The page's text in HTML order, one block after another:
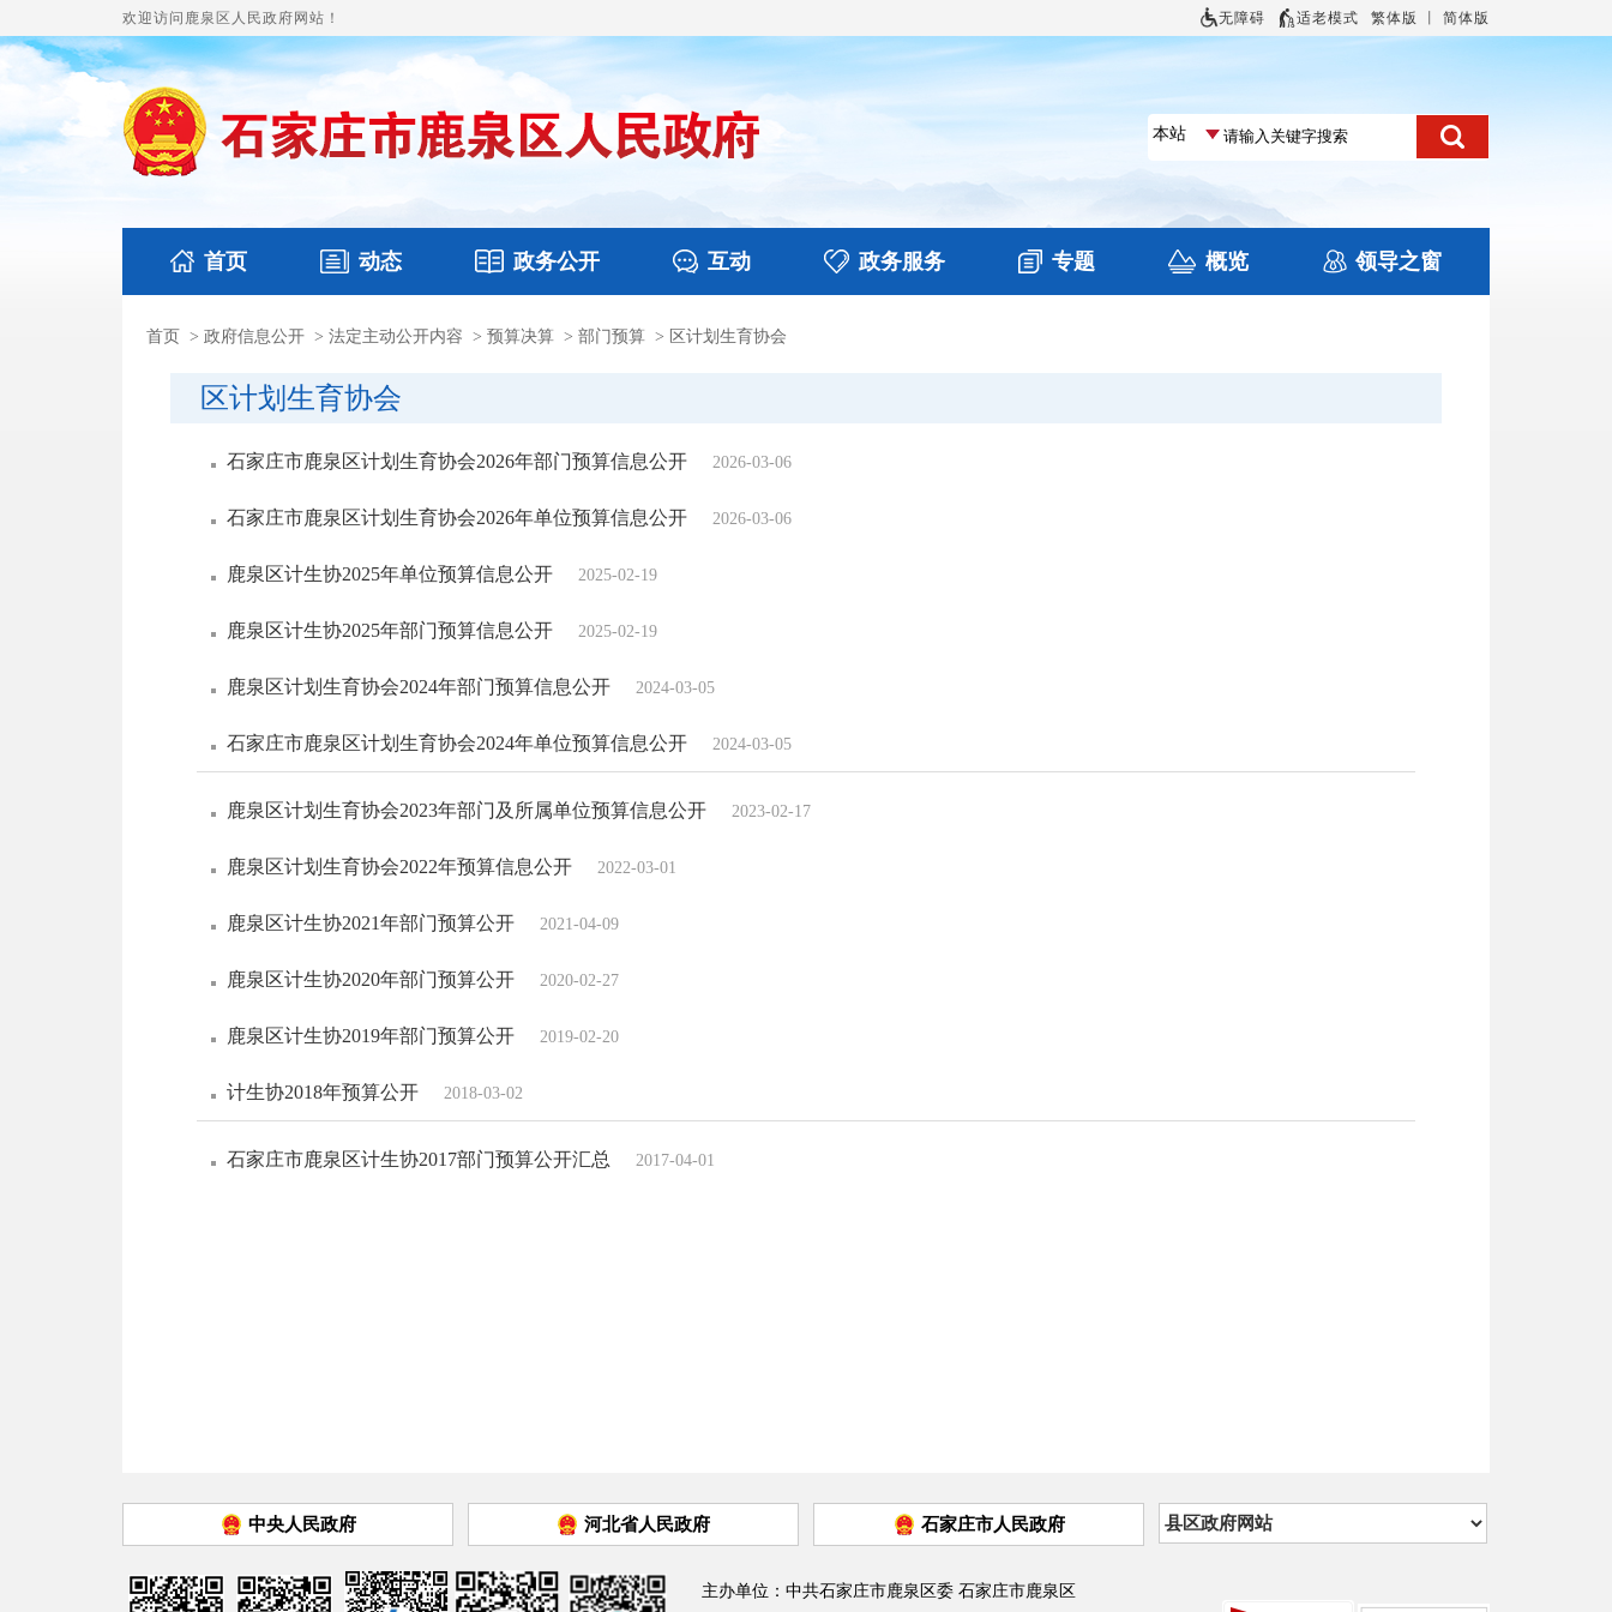
欢迎访问鹿泉区人民政府网站！ 无障碍 适老模式 繁体版 简体版
首页 动态
国务要闻 鹿泉要闻 图片新闻 视频播报
政务公开
本区文件 财政预决算
互动
政务咨询
政务服务 专题
涉企收费目录清单
概览 领导之窗
首页 > 政府信息公开 > 法定主动公开内容 > 预算决算 > 部门预算 > 区计划生育协会
区计划生育协会
石家庄市鹿泉区计划生育协会2026年部门预算信息公开 2026-03-06
石家庄市鹿泉区计划生育协会2026年单位预算信息公开 2026-03-06
鹿泉区计生协2025年单位预算信息公开 2025-02-19
鹿泉区计生协2025年部门预算信息公开 2025-02-19
鹿泉区计划生育协会2024年部门预算信息公开 2024-03-05
石家庄市鹿泉区计划生育协会2024年单位预算信息公开 2024-03-05
鹿泉区计划生育协会2023年部门及所属单位预算信息公开 2023-02-17
鹿泉区计划生育协会2022年预算信息公开 2022-03-01
鹿泉区计生协2021年部门预算公开 2021-04-09
鹿泉区计生协2020年部门预算公开 2020-02-27
鹿泉区计生协2019年部门预算公开 2019-02-20
计生协2018年预算公开 2018-03-02
石家庄市鹿泉区计生协2017部门预算公开汇总 2017-04-01